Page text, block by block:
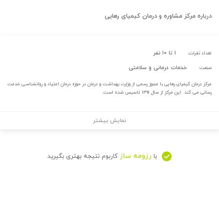
درباره مرکز مشاوره و درمان کیمیای رهایی
تعداد نفرات: ۱ تا ۱۰ نفر
صنعت: خدمات درمانی و سلامتی
مرکز درمان کیمیای رهایی با مجوز رسمی از وزارت بهداشت و درمان در حوزه درمان اعتیاد و روانشناسی خدمت
رسانی می کند. این مرکز از سال ۱۳۹۱ تاسیس شده است.
نمایش بیشتر
با رزومه ساز کاربوم نتیجه بهتری بگیرید